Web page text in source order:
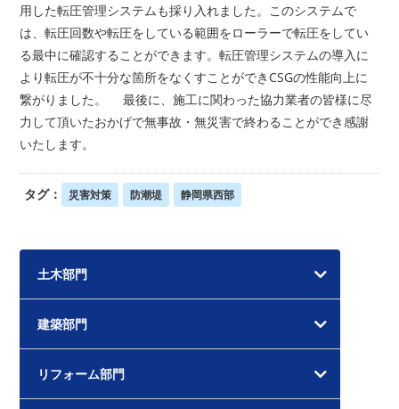
用した転圧管理システムも採り入れました。このシステムで
は、転圧回数や転圧をしている範囲をローラーで転圧をしてい
る最中に確認することができます。転圧管理システムの導入に
より転圧が不十分な箇所をなくすことができCSGの性能向上に
繋がりました。 最後に、施工に関わった協力業者の皆様に尽
力して頂いたおかげで無事故・無災害で終わることができ感謝
いたします。
タグ： 災害対策 防潮堤 静岡県西部
土木部門
建築部門
リフォーム部門